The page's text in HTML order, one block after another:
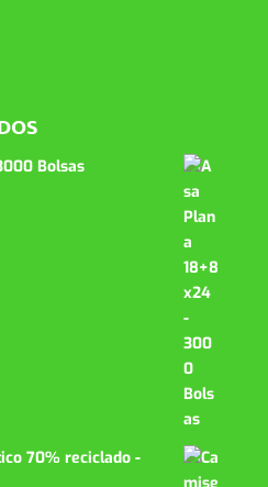
Bolsas
70% reciclado -